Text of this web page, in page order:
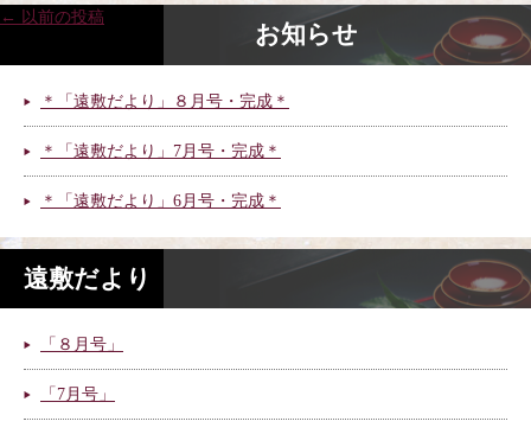
← 以前の投稿
お知らせ
＊「遠敷だより」８月号・完成＊
＊「遠敷だより」7月号・完成＊
＊「遠敷だより」6月号・完成＊
遠敷だより
「８月号」
「7月号」